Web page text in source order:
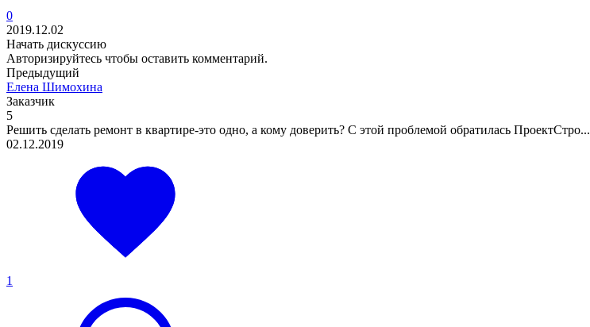
0
2019.12.02
Начать дискуссию
Авторизируйтесь чтобы оставить комментарий.
Предыдущий
Елена Шимохина
Заказчик
5
Решить сделать ремонт в квартире-это одно, а кому доверить? С этой проблемой обратилась ПроектСтро...
02.12.2019
1